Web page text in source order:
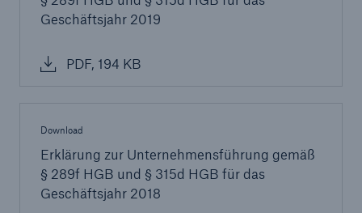
Geschäftsjahr 2019
PDF, 194 KB
Download
Erklärung zur Unternehmensführung gemäß
§ 289f HGB und § 315d HGB für das
Geschäftsjahr 2018
Home
Corporate Governance
Seite öffnen